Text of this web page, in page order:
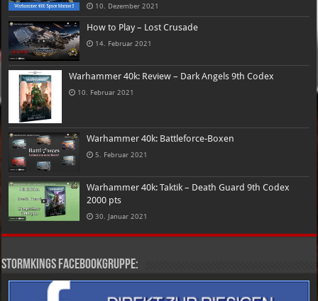
10. Dezember 2021
How to Play – Lost Crusade
14. Februar 2021
Warhammer 40k: Review – Dark Angels 9th Codex
10. Februar 2021
Warhammer 40k: Battleforce-Boxen
5. Februar 2021
Warhammer 40k: Taktik – Death Guard 9th Codex
2000 pts
30. Januar 2021
Stormkings Facebookgruppe: